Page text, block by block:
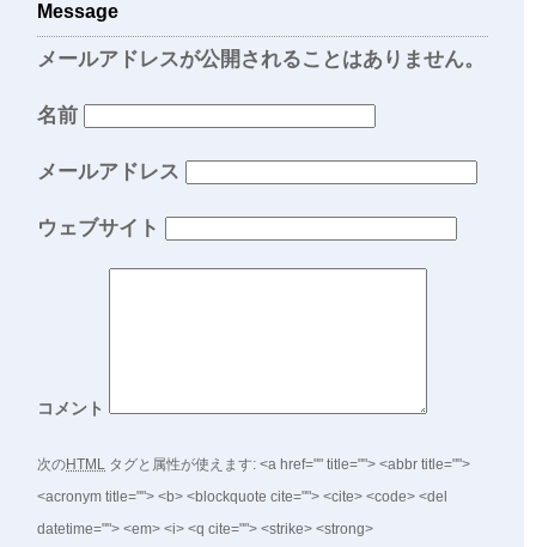
Message
メールアドレスが公開されることはありません。
名前
メールアドレス
ウェブサイト
コメント
次のHTML タグと属性が使えます: <a href="" title=""> <abbr title="">
<acronym title=""> <b> <blockquote cite=""> <cite> <code> <del
datetime=""> <em> <i> <q cite=""> <strike> <strong>